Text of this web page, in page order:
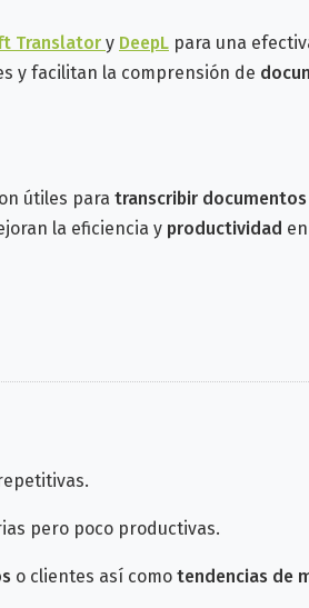
Translator y DeepL para una
y facilitan la comprensión de
útiles para transcribir
la eficiencia y productividad
pero poco productivas.
o clientes así como tendencias de